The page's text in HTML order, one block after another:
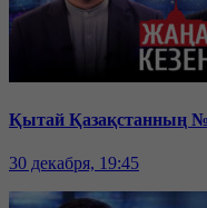
Қытай Қазақстанның
30 декабря, 19:45